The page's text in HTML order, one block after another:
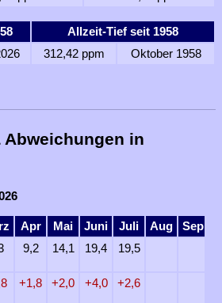
Allzeit-Tief seit 1958
312,42 ppm Oktober 1958
Abweichungen in
Apr Mai Juni Juli Aug Sep
9,2 14,1 19,4 19,5
+1,8 +2,0 +4,0 +2,6